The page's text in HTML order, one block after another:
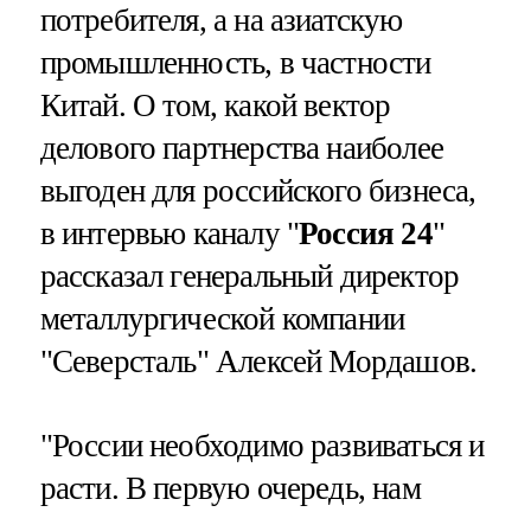
потребителя, а на азиатскую
промышленность, в частности
Китай. О том, какой вектор
делового партнерства наиболее
выгоден для российского бизнеса,
в интервью каналу "Россия 24"
рассказал генеральный директор
металлургической компании
"Северсталь" Алексей Мордашов.
"России необходимо развиваться и
расти. В первую очередь, нам